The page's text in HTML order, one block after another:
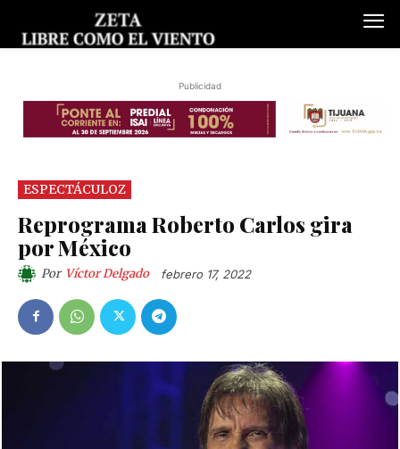
Publicidad
ESPECTÁCULOZ
Reprograma Roberto Carlos gira
por México
Por Víctor Delgado febrero 17, 2022